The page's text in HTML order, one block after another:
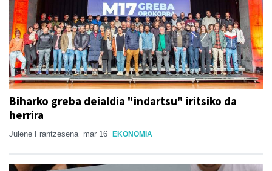
Biharko greba deialdia "indartsu" iritsiko da
herrira
Julene Frantzesena mar 16 EKONOMIA